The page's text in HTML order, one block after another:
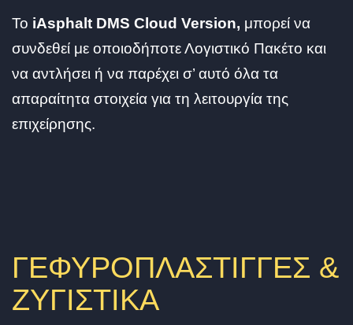
To iAsphalt DMS Cloud Version, μπορεί να
συνδεθεί με οποιοδήποτε Λογιστικό Πακέτο και
να αντλήσει ή να παρέχει σ’ αυτό όλα τα
απαραίτητα στοιχεία για τη λειτουργία της
επιχείρησης.
ΓΕΦΥΡΟΠΛΑΣΤΙΓΓΕΣ &
ΖΥΓΙΣΤΙΚΑ